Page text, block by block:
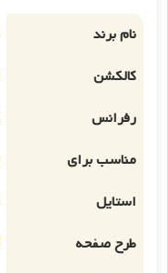
نام برند
کالکشن
رفرانس
مناسب برای
استایل
طرح صفحه